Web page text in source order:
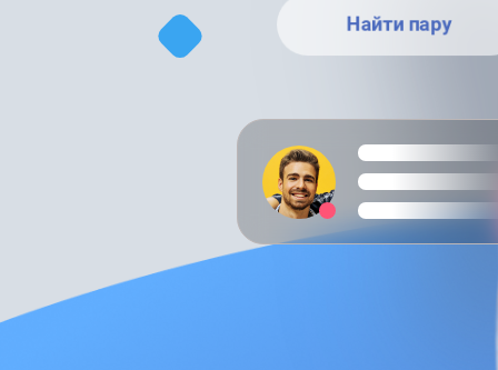
Найти пару